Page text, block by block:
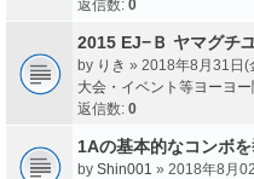
返信数: 0
2015 EJ−Ｂ ヤマグチ
by りき » 2018年8月31日(
大会・イベント等ヨーヨ
返信数: 0
1Aの基本的なコンボを
by Shin001 » 2018年8月